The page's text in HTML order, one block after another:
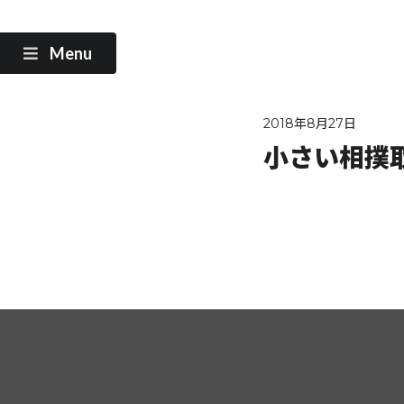
Menu
2018年8月27日
小さい相撲